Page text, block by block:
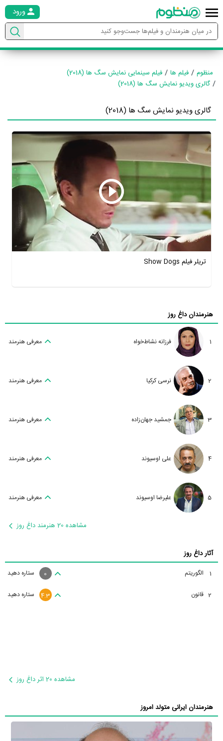
ورود
منظوم فیلم ها
فیلم سینمایی نمایش سگ ها (2018)
گالری ویدیو نمایش سگ ها (2018)
گالری ویدیو نمایش سگ ها (2018)
تریلر فیلم Show Dogs
هنرمندان داغ روز
1 فرزانه نشاط‌خواه معرفی هنرمند
2 نرسی کرکیا معرفی هنرمند
3 جمشید جهان‌زاده معرفی هنرمند
4 علی اوسیوند معرفی هنرمند
5 علیرضا اوسیوند معرفی هنرمند
مشاهده 20 هنرمند داغ روز
آثار داغ روز
1 الگوریتم ستاره دهید 0
2 قانون ستاره دهید 4.3
مشاهده 20 اثر داغ روز
هنرمندان ایرانی متولد امروز